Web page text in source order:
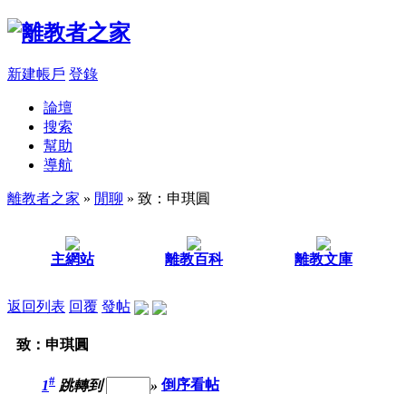
新建帳戶 登錄
論壇
搜索
幫助
導航
離教者之家 » 閒聊 » 致：申琪圓
主網站 離教百科 離教文庫
返回列表 回覆 發帖
致：申琪圓
1# 跳轉到 » 倒序看帖